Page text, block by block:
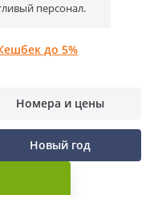
персонал.
до 5%
Номера и цены
Новый год